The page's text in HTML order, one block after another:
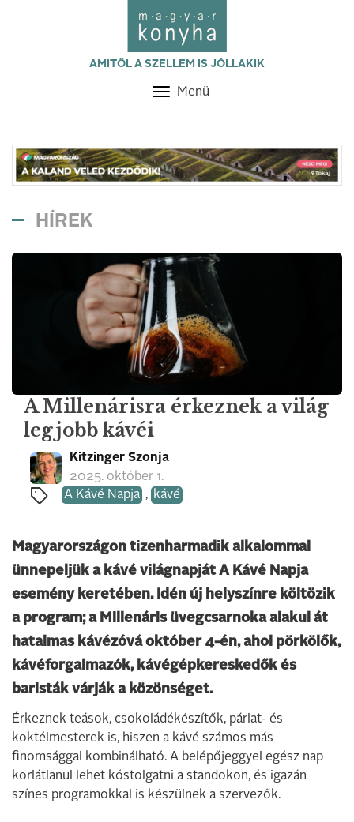
AMITŐL A SZELLEM IS JÓLLAKIK
Toggle
Menü
HÍREK
A Millenárisra érkeznek a világ
legjobb kávéi
Kitzinger Szonja
2025. október 1.
A Kávé Napja , kávé
Magyarországon tizenharmadik alkalommal
ünnepeljük a kávé világnapját A Kávé Napja
esemény keretében. Idén új helyszínre költözik
a program; a Millenáris üvegcsarnoka alakul át
hatalmas kávézóvá október 4-én, ahol pörkölők,
kávéforgalmazók, kávégépkereskedők és
baristák várják a közönséget.
Érkeznek teások, csokoládékészítők, párlat- és
koktélmesterek is, hiszen a kávé számos más
finomsággal kombinálható. A belépőjeggyel egész nap
korlátlanul lehet kóstolgatni a standokon, és igazán
színes programokkal is készülnek a szervezők.